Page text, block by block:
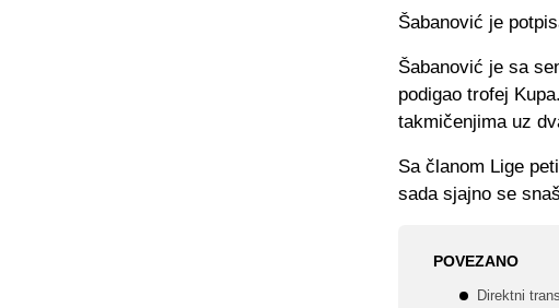
Šabanović je
Šabanović je sa
podigao trofej
takmičenjima uz
Sa članom Lige
sada sjajno se
POVEZANO
Direktni